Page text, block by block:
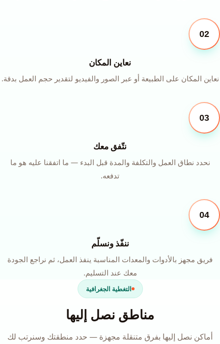
02
نعاين المكان
نعاين المكان على الطبيعة أو عبر الصور والفيديو لتقدير حجم العمل بدقة.
03
نتّفق معك
نحدد نطاق العمل والتكلفة والمدة قبل البدء — ما اتفقنا عليه هو ما
تدفعه.
04
ننفّذ ونسلّم
فريق مجهز بالأدوات والمعدات المناسبة ينفذ العمل، ثم نراجع الجودة
معك عند التسليم.
التغطية الجغرافية
مناطق نصل إليها
أماكن نصل إليها بفرق متنقلة مجهزة — حدد منطقتك وسنرتب لك